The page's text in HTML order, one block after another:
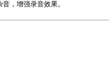
，增强录音效果。